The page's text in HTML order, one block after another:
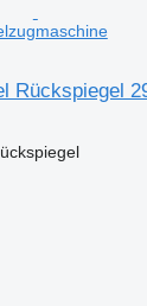
Rückspiegel